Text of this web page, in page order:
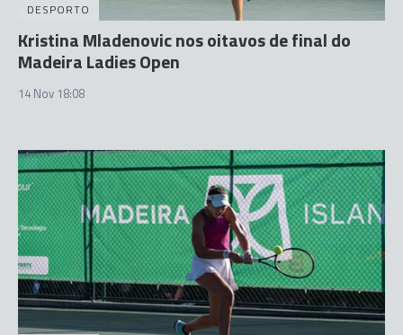
DESPORTO
Kristina Mladenovic nos oitavos de final do
Madeira Ladies Open
14 Nov 18:08